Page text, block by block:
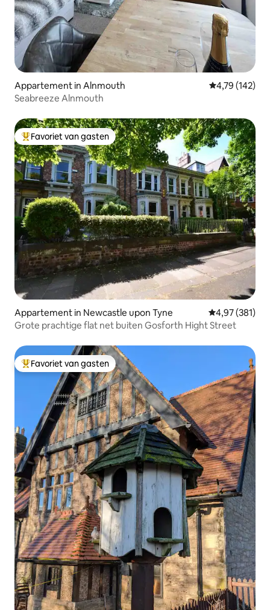
Appartement in Alnmouth Gemiddelde
4,79 (142)
Seabreeze Alnmouth
Topfavoriet van gasten
Favoriet van gasten
Appartement in Newcastle upon Tyne Gemiddelde
4,97 (381)
Grote prachtige flat net buiten Gosforth Hight Street
Topfavoriet van gasten
Favoriet van gasten